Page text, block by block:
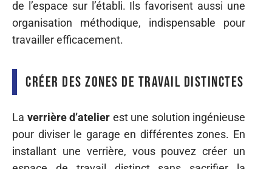
de l’espace sur l’établi. Ils favorisent aussi une
organisation méthodique, indispensable pour
travailler efficacement.
Créer des zones de travail distinctes
La verrière d’atelier est une solution ingénieuse
pour diviser le garage en différentes zones. En
installant une verrière, vous pouvez créer un